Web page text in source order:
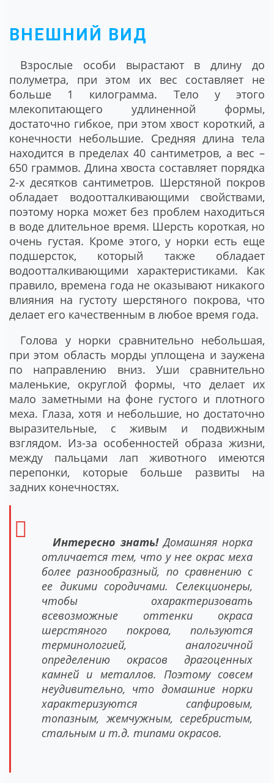
ВНЕШНИЙ ВИД
Взрослые особи вырастают в длину до
полуметра, при этом их вес составляет не
больше 1 килограмма. Тело у этого
млекопитающего удлиненной формы,
достаточно гибкое, при этом хвост короткий, а
конечности небольшие. Средняя длина тела
находится в пределах 40 сантиметров, а вес –
650 граммов. Длина хвоста составляет порядка
2-х десятков сантиметров. Шерстяной покров
обладает водоотталкивающими свойствами,
поэтому норка может без проблем находиться
в воде длительное время. Шерсть короткая, но
очень густая. Кроме этого, у норки есть еще
подшерсток, который также обладает
водоотталкивающими характеристиками. Как
правило, времена года не оказывают никакого
влияния на густоту шерстяного покрова, что
делает его качественным в любое время года.
Голова у норки сравнительно небольшая,
при этом область морды уплощена и заужена
по направлению вниз. Уши сравнительно
маленькие, округлой формы, что делает их
мало заметными на фоне густого и плотного
меха. Глаза, хотя и небольшие, но достаточно
выразительные, с живым и подвижным
взглядом. Из-за особенностей образа жизни,
между пальцами лап животного имеются
перепонки, которые больше развиты на
задних конечностях.
Интересно знать!Домашняя норка
отличается тем, что у нее окрас меха
более разнообразный, по сравнению с
ее дикими сородичами. Селекционеры,
чтобы охарактеризовать
всевозможные оттенки окраса
шерстяного покрова, пользуются
терминологией, аналогичной
определению окрасов драгоценных
камней и металлов. Поэтому совсем
неудивительно, что домашние норки
характеризуются сапфировым,
топазным, жемчужным, серебристым,
стальным и т.д. типами окрасов.